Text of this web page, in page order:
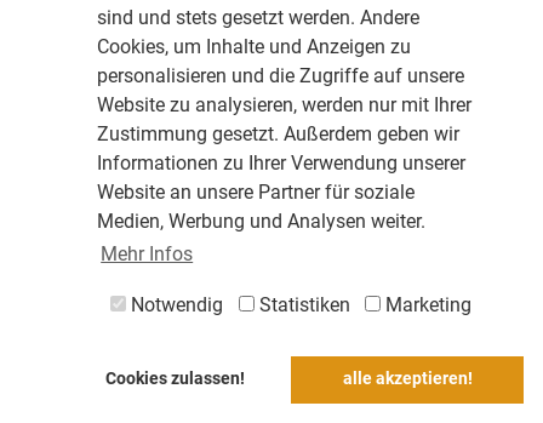
sind und stets gesetzt werden. Andere
Cookies, um Inhalte und Anzeigen zu
personalisieren und die Zugriffe auf unsere
Website zu analysieren, werden nur mit Ihrer
Zustimmung gesetzt. Außerdem geben wir
Informationen zu Ihrer Verwendung unserer
Website an unsere Partner für soziale
Medien, Werbung und Analysen weiter.
Mehr Infos
Notwendig Statistiken Marketing
Cookies zulassen! alle akzeptieren!